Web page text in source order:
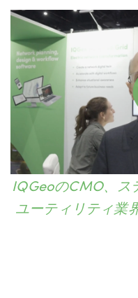
IQGeoのCMO、ス
ユーティリティ業